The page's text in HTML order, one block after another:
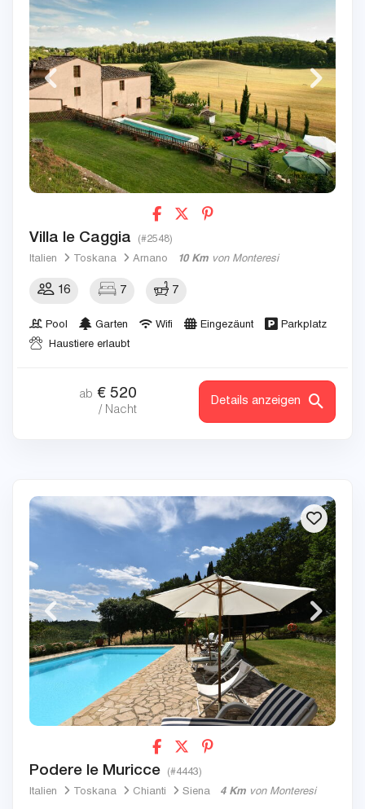
Villa le Caggia (#2548)
Italien Toskana Arnano 10 Km von Monteresi
16 7 7
Pool Garten Wifi Eingezäunt
Parkplatz
Haustiere erlaubt
ab € 520
/ Nacht
Details anzeigen
Podere le Muricce (#4443)
Italien Toskana Chianti Siena 4 Km von Monteresi